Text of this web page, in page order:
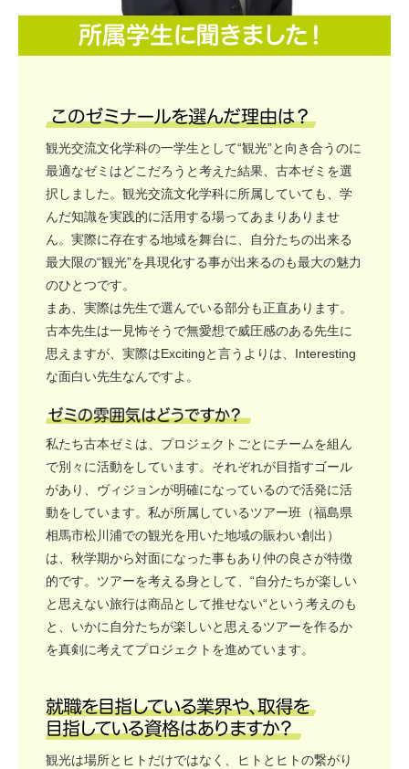
観光交流文化学科の一学生として“観光”と向き合うのに
最適なゼミはどこだろうと考えた結果、古本ゼミを選
択しました。観光交流文化学科に所属していても、学
んだ知識を実践的に活用する場ってあまりありませ
ん。実際に存在する地域を舞台に、自分たちの出来る
最大限の“観光”を具現化する事が出来るのも最大の魅力
のひとつです。
まあ、実際は先生で選んでいる部分も正直あります。
古本先生は一見怖そうで無愛想で威圧感のある先生に
思えますが、実際はExcitingと言うよりは、Interesting
な面白い先生なんですよ。
私たち古本ゼミは、プロジェクトごとにチームを組ん
で別々に活動をしています。それぞれが目指すゴール
があり、ヴィジョンが明確になっているので活発に活
動をしています。私が所属しているツアー班（福島県
相馬市松川浦での観光を用いた地域の賑わい創出）
は、秋学期から対面になった事もあり仲の良さが特徴
的です。ツアーを考える身として、“自分たちが楽しい
と思えない旅行は商品として推せない“という考えのも
と、いかに自分たちが楽しいと思えるツアーを作るか
を真剣に考えてプロジェクトを進めています。
観光は場所とヒトだけではなく、ヒトとヒトの繋がり